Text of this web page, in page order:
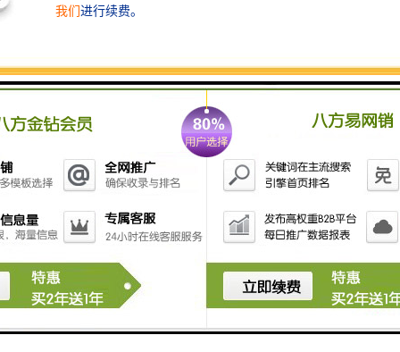
草坪围挡指的是在砖砌围墙、pvc围挡 、铁皮围挡、钢
丝网上加上仿真草皮而产生的围挡，这个围挡广受人们
的喜爱，主要原因是一来环保，而来美观大方，让人们